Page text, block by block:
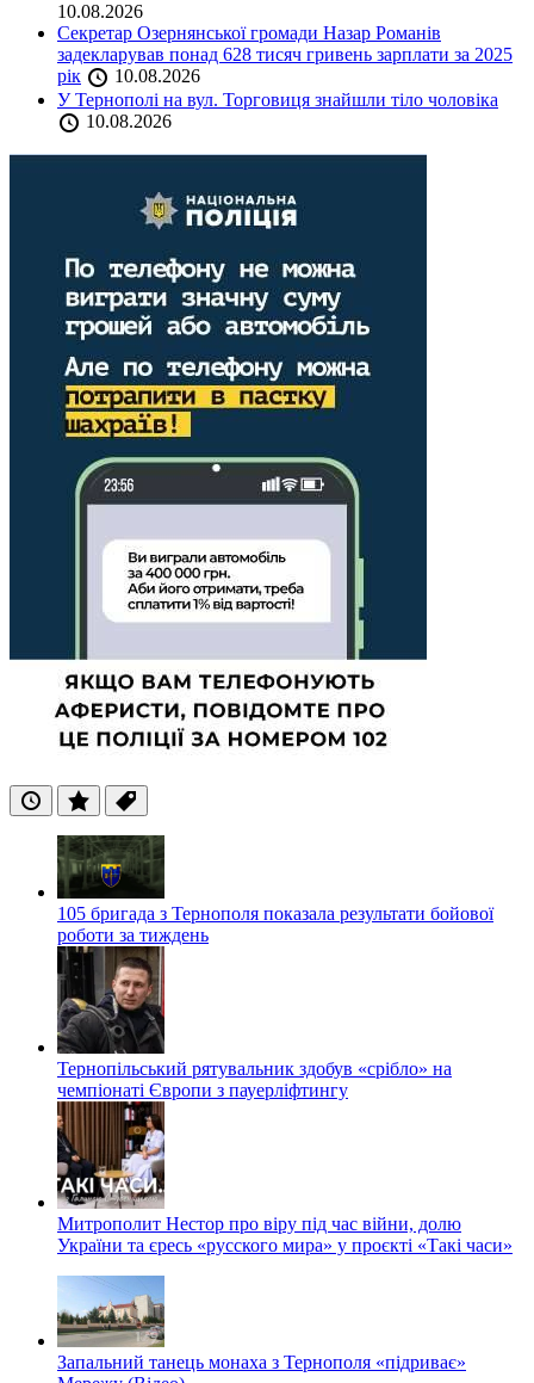
10.08.2026
Секретар Озернянської громади Назар Романів
задекларував понад 628 тисяч гривень зарплати за 2025
рік
10.08.2026
У Тернополі на вул. Торговиця знайшли тіло чоловіка
10.08.2026
ОстанніПопулярні
Теги
105 бригада з Тернополя показала результати бойової
роботи за тиждень
Тернопільський рятувальник здобув «срібло» на
чемпіонаті Європи з пауерліфтингу
Митрополит Нестор про віру під час війни, долю
України та єресь «русского мира» у проєкті «Такі часи»
Запальний танець монаха з Тернополя «підриває»